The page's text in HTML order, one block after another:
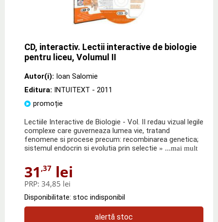
CD, interactiv. Lectii interactive de biologie
pentru liceu, Volumul II
Autor(i): Ioan Salomie
Editura: INTUITEXT - 2011
promoție
Lectiile Interactive de Biologie - Vol. II redau vizual legile
complexe care guverneaza lumea vie, tratand
fenomene si procese precum: recombinarea genetica;
sistemul endocrin si evolutia prin selectie » ...mai mult
31 ,37 lei
PRP: 34,85 lei
Disponibilitate: stoc indisponibil
alertă stoc